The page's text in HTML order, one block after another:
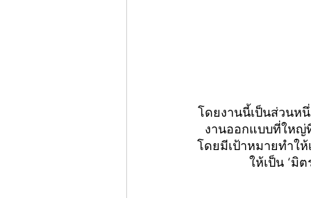
โดยงานนี้เป็นส่วนห
งานออกแบบที่ใหญ่
โดยมีเป้าหมายทำให้
ให้เป็น ‘มิ